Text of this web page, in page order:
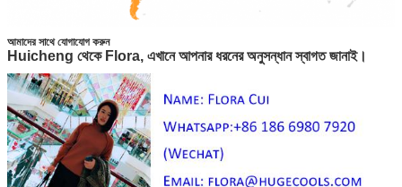
আমাদের সাথে যোগাযোগ করুন
Huicheng থেকে Flora, এখানে আপনার ধরনের অনুসন্ধান স্বাগত জানাই।